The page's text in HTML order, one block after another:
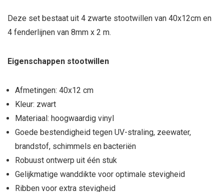
Deze set bestaat uit 4 zwarte stootwillen van 40x12cm en
4 fenderlijnen van 8mm x 2 m.
Eigenschappen stootwillen
Afmetingen: 40x12 cm
Kleur: zwart
Materiaal: hoogwaardig vinyl
Goede bestendigheid tegen UV-straling, zeewater,
brandstof, schimmels en bacteriën
Robuust ontwerp uit één stuk
Gelijkmatige wanddikte voor optimale stevigheid
Ribben voor extra stevigheid